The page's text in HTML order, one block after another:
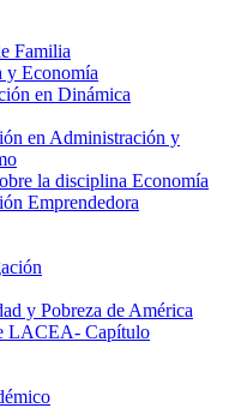
Familia
y Economía
en Dinámica
en Administración y
la disciplina Economía
Emprendedora
y Pobreza de América
LACEA- Capítulo